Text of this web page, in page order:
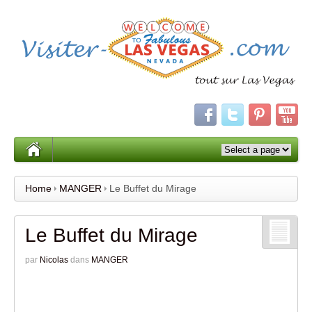
Home MANGER Le Buffet du Mirage
Le Buffet du Mirage
par Nicolas dans MANGER